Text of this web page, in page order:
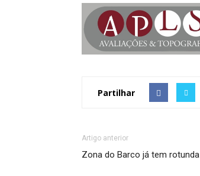
Partilhar
Artigo anterior
Zona do Barco já tem rotunda